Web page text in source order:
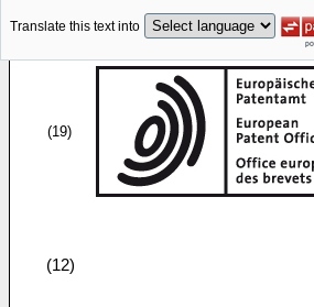
Translate this text into
(19)
(12)